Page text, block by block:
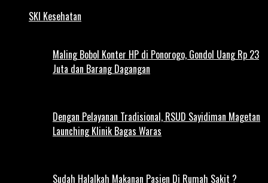
SKI Kesehatan
Maling Bobol Konter HP di Ponorogo, Gondol Uang Rp 23
Juta dan Barang Dagangan
Dengan Pelayanan Tradisional, RSUD Sayidiman Magetan
Launching Klinik Bagas Waras
Sudah Halalkah Makanan Pasien Di Rumah Sakit ?